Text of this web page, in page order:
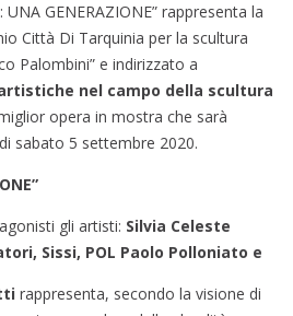
GENERAZIONE” rappresenta la
Città Di Tarquinia per la scultura
Palombini” e indirizzato a
nel campo della scultura
opera in mostra che sarà
sabato 5 settembre 2020.
gli artisti: Silvia Celeste
Sissi, POL Paolo Polloniato e
rappresenta, secondo la visione di